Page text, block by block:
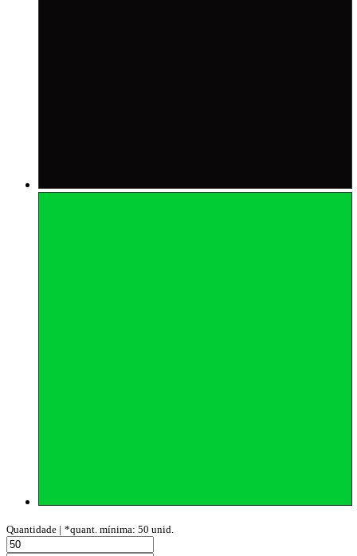
Quantidade | *quant. mínima: 50 unid.